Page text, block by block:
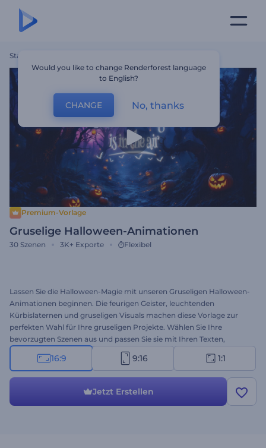
Startseite
Premium-Vorlage
Gruselige Halloween-Animationen
30 Szenen 3K+ Exporte Flexibel
Lassen Sie die Halloween-Magie mit unseren Gruseligen Halloween-
Animationen beginnen. Die feurigen Geister, leuchtenden
Kürbislaternen und gruseligen Visuals machen diese Vorlage zur
perfekten Wahl für Ihre gruseligen Projekte. Wählen Sie Ihre
bevorzugten Szenen aus und passen Sie sie mit Ihren Texten,
Mediendateien, Ihrem Logo und gespenstischer Musik an, um ein
wahrhaft schauriges Urlaubsvideo zu erstellen. Perfekt für
Horror und viele andere Projekte. Jetzt erstellen!
16:9 9:16 1:1
Jetzt Erstellen
Would you like to change Renderforest language
to English?
CHANGE No, thanks